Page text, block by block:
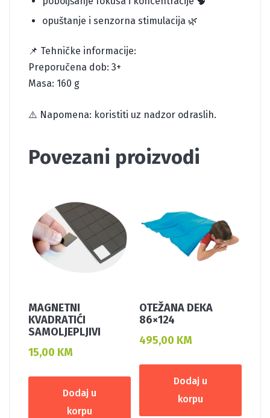
opuštanje i senzorna stimulacija 🌿
📌 Tehničke informacije:
Preporučena dob: 3+
Masa: 160 g
⚠️ Napomena: koristiti uz nadzor odraslih.
Povezani proizvodi
MAGNETNI
KVADRATIĆI
SAMOLJEPLJIVI
15,00 KM
Dodaj u
korpu
OTEŽANA DEKA
86×124
495,00 KM
Dodaj u
korpu